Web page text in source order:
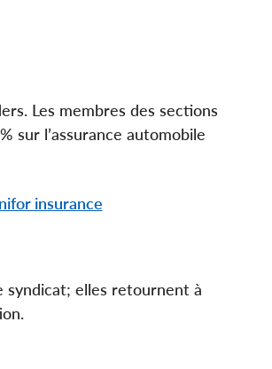
Les membres des sections
sur l’assurance automobile
insurance
syndicat; elles retournent à